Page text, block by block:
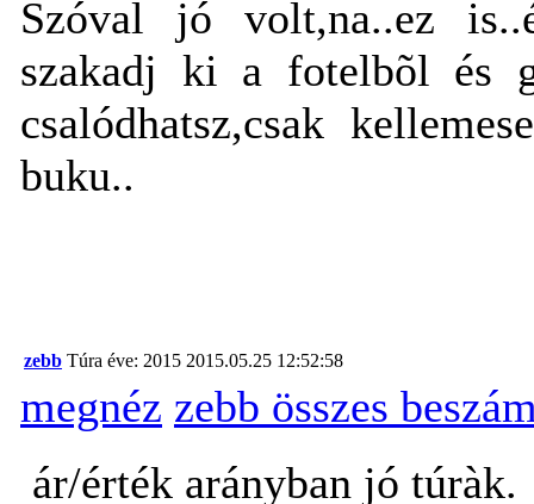
Szóval jó volt,na..ez
szakadj ki a fotelbõl és
csalódhatsz,csak
buku..
zebb Túra éve: 2015 2015.05.25 12:52:58
megnéz zebb összes
ár/érték arányban jó